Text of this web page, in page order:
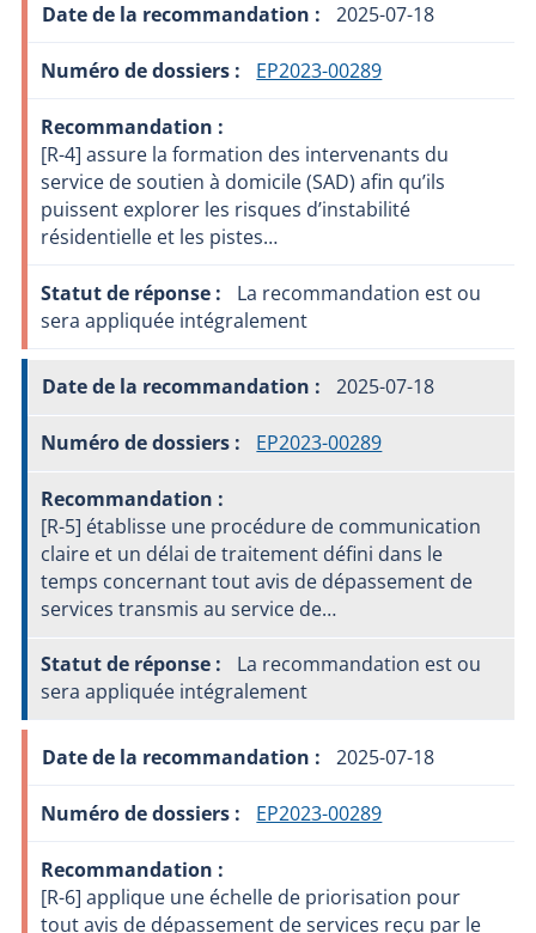
2025-07-18
EP2023-00289
[R-4] assure la formation des intervenants du
service de soutien à domicile (SAD) afin qu’ils
puissent explorer les risques d’instabilité
résidentielle et les pistes…
La recommandation est ou
sera appliquée intégralement
2025-07-18
EP2023-00289
[R-5] établisse une procédure de communication
claire et un délai de traitement défini dans le
temps concernant tout avis de dépassement de
services transmis au service de…
La recommandation est ou
sera appliquée intégralement
2025-07-18
EP2023-00289
[R-6] applique une échelle de priorisation pour
tout avis de dépassement de services reçu par le